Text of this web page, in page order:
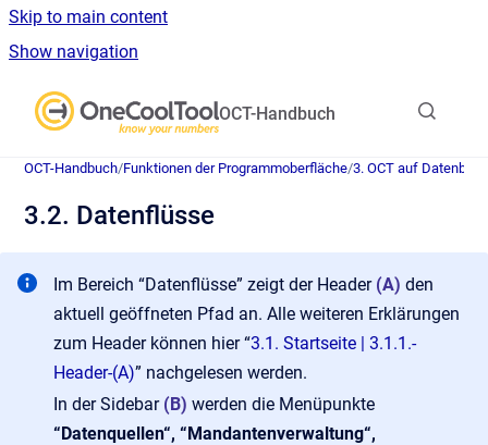
Skip to main content
Show navigation
OCT-Handbuch
OCT-Handbuch/Funktionen der Programmoberfläche/3. OCT auf
3.2. Datenflüsse
Im Bereich “Datenflüsse” zeigt der Header (A) den
aktuell geöffneten Pfad an. Alle weiteren Erklärungen
zum Header können hier “3.1. Startseite | 3.1.1.-
Header-(A)” nachgelesen werden.
In der Sidebar (B) werden die Menüpunkte
“Datenquellen“, “Mandantenverwaltung“,